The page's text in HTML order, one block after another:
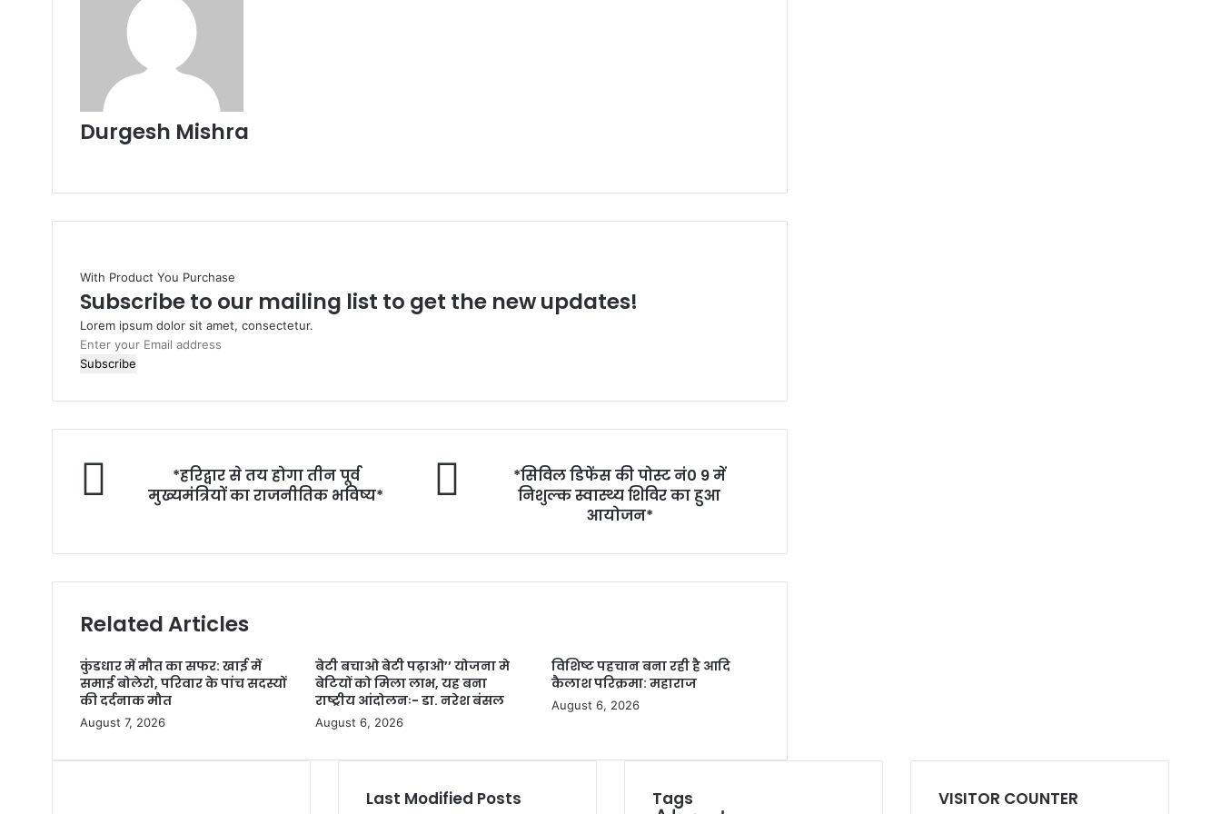
Durgesh Mishra
With Product You Purchase
Subscribe to our mailing list to get the new updates!
Lorem ipsum dolor sit amet, consectetur.
Enter
your
address
*हरिद्वार से तय होगा तीन पूर्व
मुख्यमंत्रियों का राजनीतिक भविष्य*
*सिविल डिफेंस की पोस्ट नं0 9 में
निशुल्क स्वास्थ्य शिविर का हुआ
आयोजन*
Related Articles
कुंडधार में मौत का सफर: खाई में
समाई बोलेरो, परिवार के पांच सदस्यों
की दर्दनाक मौत
August 7, 2026
बेटी बचाओ बेटी पढ़ाओ’’ योजना मे
बेटियों को मिला लाभ, यह बना
राष्ट्रीय आंदोलनः- डा. नरेश बंसल
August 6, 2026
विशिष्ट पहचान बना रही है आदि
कैलाश परिक्रमा: महाराज
August 6, 2026
Last Modified Posts Tags VISITOR COUNTER